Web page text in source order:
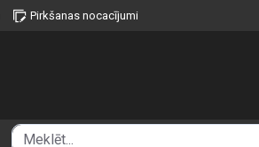
Pirkšanas nocacījumi